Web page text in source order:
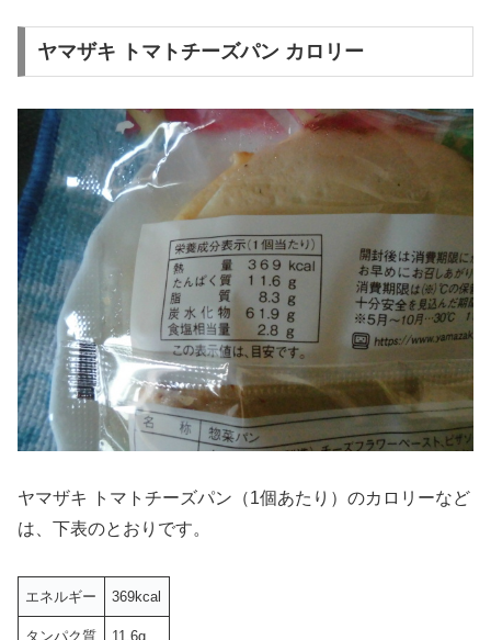
ヤマザキ トマトチーズパン カロリー
ヤマザキ トマトチーズパン（1個あたり）のカロリーなど
は、下表のとおりです。
エネルギー 369kcal
タンパク質 11.6g